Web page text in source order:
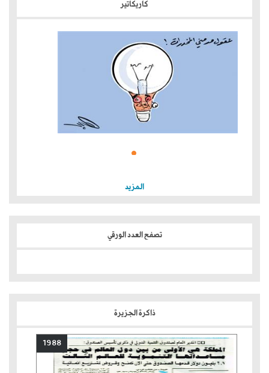
كاريكاتير
المزيد
تصفح العدد الورقي
ذاكرة الجزيرة
1988